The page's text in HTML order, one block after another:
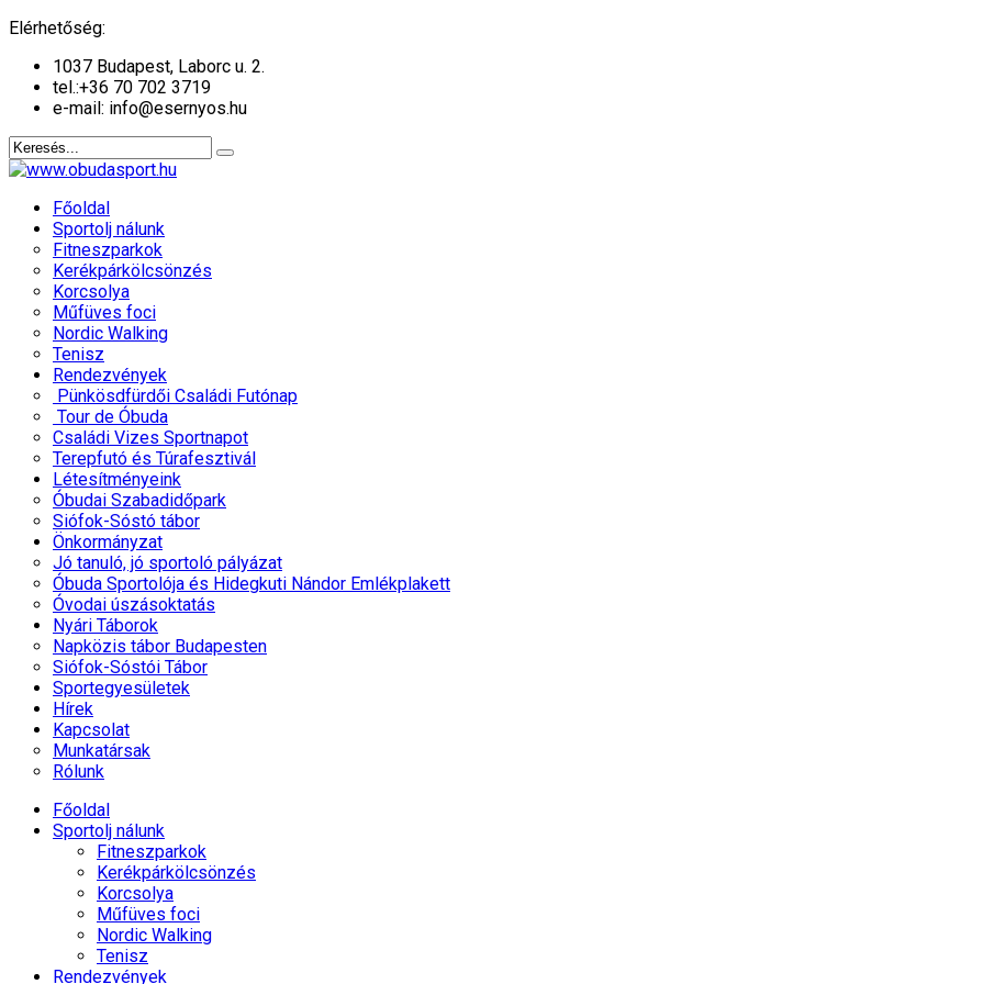
Elérhetőség:
1037 Budapest, Laborc u. 2.
tel.:+36 70 702 3719
e-mail: info@esernyos.hu
Főoldal
Sportolj nálunk
Fitneszparkok
Kerékpárkölcsönzés
Korcsolya
Műfüves foci
Nordic Walking
Tenisz
Rendezvények
Pünkösdfürdői Családi Futónap
Tour de Óbuda
Családi Vizes Sportnapot
Terepfutó és Túrafesztivál
Létesítményeink
Óbudai Szabadidőpark
Siófok-Sóstó tábor
Önkormányzat
Jó tanuló, jó sportoló pályázat
Óbuda Sportolója és Hidegkuti Nándor Emlékplakett
Óvodai úszásoktatás
Nyári Táborok
Napközis tábor Budapesten
Siófok-Sóstói Tábor
Sportegyesületek
Hírek
Kapcsolat
Munkatársak
Rólunk
Főoldal
Sportolj nálunk
Fitneszparkok
Kerékpárkölcsönzés
Korcsolya
Műfüves foci
Nordic Walking
Tenisz
Rendezvények
év
hónap
év
hónap